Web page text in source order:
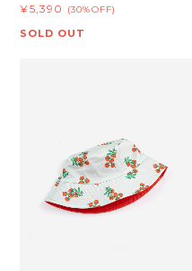
¥5,390
(30%OFF)
SOLD OUT